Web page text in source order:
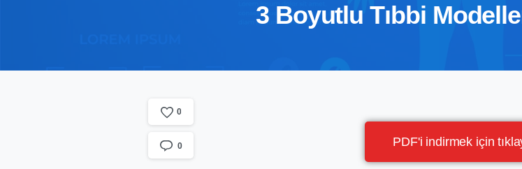
3 Boyutlu Tıbbi
0
0 PDF'i indirmek için